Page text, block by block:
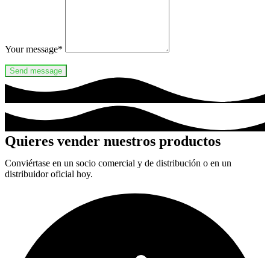
Your message*
Quieres vender nuestros productos
Conviértase en un socio comercial y de distribución o en un
distribuidor oficial hoy.